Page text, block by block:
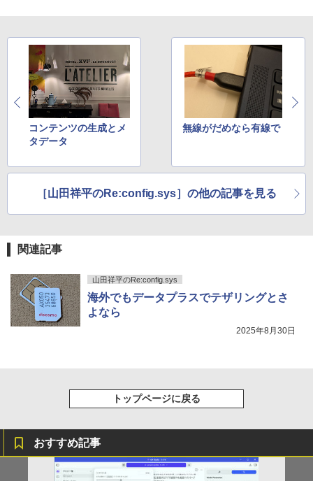
￥594
HUNTER×HUNTER モノクロ版 39 (ジャンプ
コミックスDIGITAL)
スーパーの裏でヤニ吸うふたり 9巻 (デジタル
コンテンツの生成とメ
タデータ
無線がだめなら有線で
［山田祥平のRe:config.sys］の他の記事を見る
関連記事
山田祥平のRe:config.sys
海外でもデータプラスでテザリングとさ
よなら
2025年8月30日
トップページに戻る
おすすめ記事